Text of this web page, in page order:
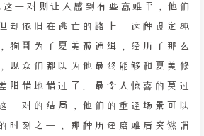
一对则让人感到有些意难平，他们
却依旧在逃亡的路上。这种设定纯
狗哥为了夏美被通缉，经历了那么
观众们都以为他最终能够和夏美修
阳错地错过了。最令人惊喜的莫过
一对的结局，他们的重逢场景可以
时刻之一，那种历经磨难后突然消